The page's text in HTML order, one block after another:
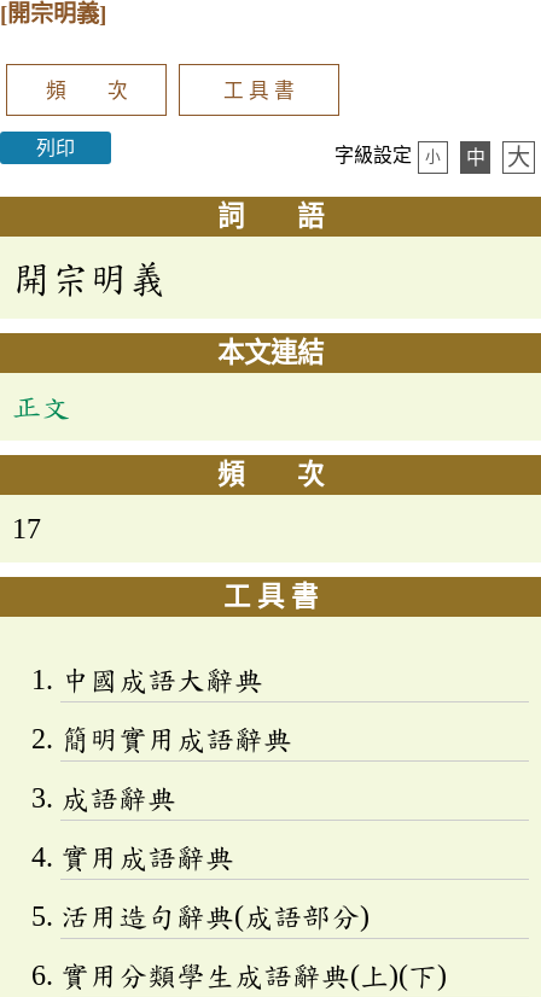
[開宗明義]
頻 次 工 具 書
列印 字級設定 小 中 大
詞 語
開宗明義
本文連結
正文
頻 次
17
工 具 書
中國成語大辭典
簡明實用成語辭典
成語辭典
實用成語辭典
活用造句辭典(成語部分)
實用分類學生成語辭典(上)(下)